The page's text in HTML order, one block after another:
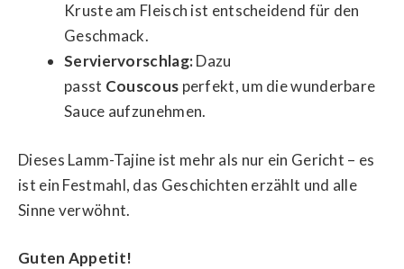
Kruste am Fleisch ist entscheidend für den
Geschmack.
Serviervorschlag:Dazu
passt Couscous perfekt, um die wunderbare
Sauce aufzunehmen.
Dieses Lamm-Tajine ist mehr als nur ein Gericht – es
ist ein Festmahl, das Geschichten erzählt und alle
Sinne verwöhnt.
Guten Appetit!